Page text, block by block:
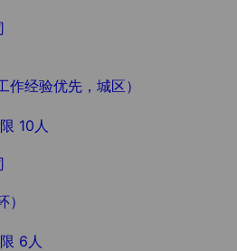
经验优先，城区）
10人
6人